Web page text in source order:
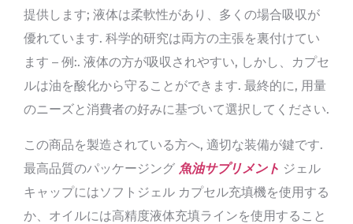
提供します; 液体は柔軟性があり、多くの場合吸収が
優れています. 科学的研究は両方の主張を裏付けてい
ます – 例:. 液体の方が吸収されやすい, しかし、カプセ
ルは油を酸化から守ることができます. 最終的に, 用量
のニーズと消費者の好みに基づいて選択してください.
この商品を製造されている方へ, 適切な装備が鍵です.
最高品質のパッケージング 魚油サプリメント ジェル
キャップにはソフトジェル カプセル充填機を使用する
か、オイルには高精度液体充填ラインを使用すること